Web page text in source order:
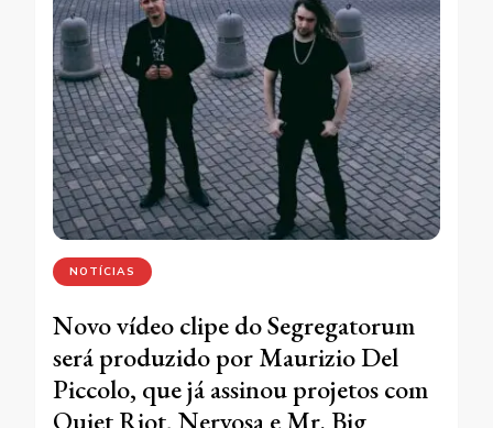
NOTÍCIAS
Novo vídeo clipe do Segregatorum
será produzido por Maurizio Del
Piccolo, que já assinou projetos com
Quiet Riot, Nervosa e Mr. Big